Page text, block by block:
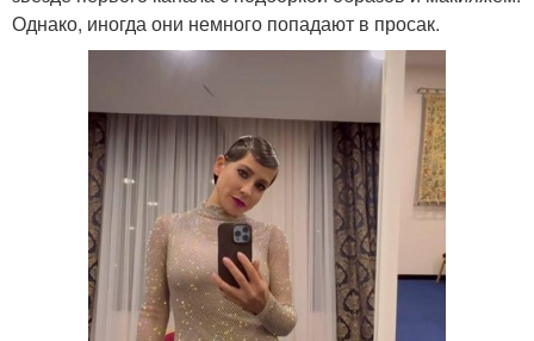
Однако, иногда они немного попадают в просак.